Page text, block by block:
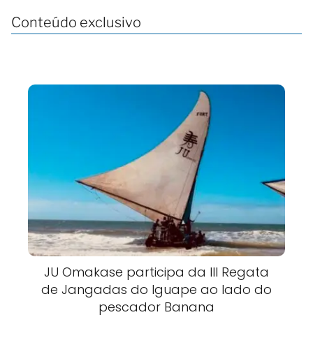
Conteúdo exclusivo
JU Omakase participa da III Regata
de Jangadas do Iguape ao lado do
pescador Banana